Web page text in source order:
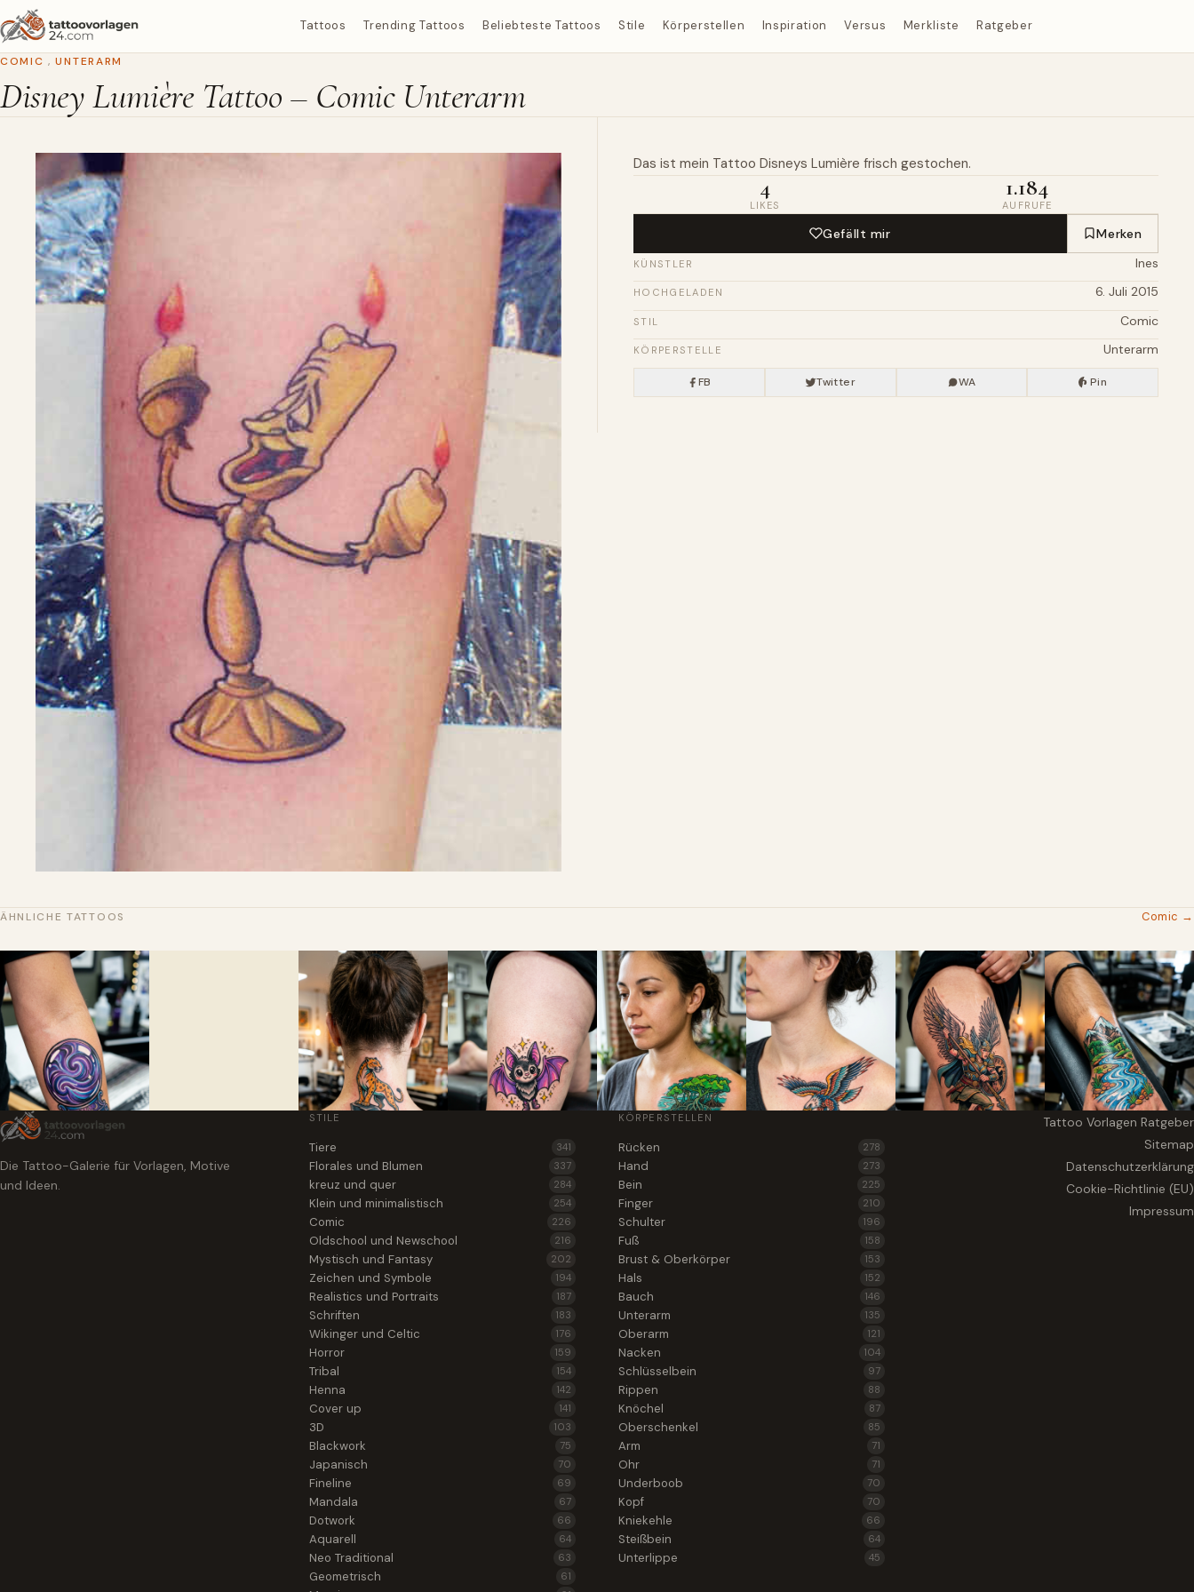
Tattoos Trending Tattoos Beliebteste Tattoos Stile Körperstellen Inspiration Versus Merkliste Ratgeber
COMIC , UNTERARM
Disney Lumière Tattoo – Comic Unterarm
Das ist mein Tattoo Disneys Lumière frisch gestochen.
4
LIKES
1.184
AUFRUFE
Gefällt mir Merken
KÜNSTLER Ines
HOCHGELADEN 6. Juli 2015
STIL Comic
KÖRPERSTELLE Unterarm
FB Twitter WA Pin
ÄHNLICHE TATTOOS Comic →
Die Tattoo-Galerie für Vorlagen, Motive
und Ideen.
STILE
Tiere 341
Florales und Blumen 337
kreuz und quer 284
Klein und minimalistisch 254
Comic 226
Oldschool und Newschool 216
Mystisch und Fantasy 202
Zeichen und Symbole 194
Realistics und Portraits 187
Schriften 183
Wikinger und Celtic 176
Horror 159
Tribal 154
Henna 142
Cover up 141
3D 103
Blackwork 75
Japanisch 70
Fineline 69
Mandala 67
Dotwork 66
Aquarell 64
Neo Traditional 63
Geometrisch 61
KÖRPERSTELLEN
Rücken 278
Hand 273
Bein 225
Finger 210
Schulter 196
Fuß 158
Brust & Oberkörper 153
Hals 152
Bauch 146
Unterarm 135
Oberarm 121
Nacken 104
Schlüsselbein 97
Rippen 88
Knöchel 87
Oberschenkel 85
Arm 71
Ohr 71
Underboob 70
Kopf 70
Kniekehle 66
Steißbein 64
Unterlippe 45
Tattoo Vorlagen Ratgeber
Sitemap
Datenschutzerklärung
Cookie-Richtlinie (EU)
Impressum